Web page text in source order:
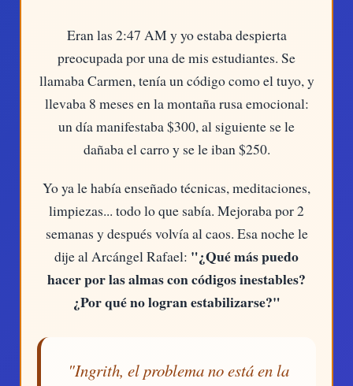
Eran las 2:47 AM y yo estaba despierta
preocupada por una de mis estudiantes. Se
llamaba Carmen, tenía un código como el tuyo, y
llevaba 8 meses en la montaña rusa emocional:
un día manifestaba $300, al siguiente se le
dañaba el carro y se le iban $250.
Yo ya le había enseñado técnicas, meditaciones,
limpiezas... todo lo que sabía. Mejoraba por 2
semanas y después volvía al caos. Esa noche le
dije al Arcángel Rafael: "¿Qué más puedo
hacer por las almas con códigos inestables?
¿Por qué no logran estabilizarse?"
"Ingrith, el problema no está en la